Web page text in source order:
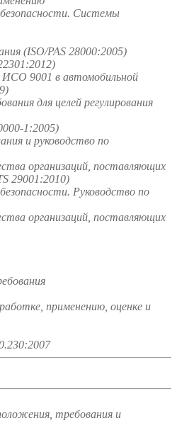
Системы
(ISO/PAS 28000:2005)
9001 в автомобильной
для целей регулирования
1:2005)
и руководство по
организаций, поставляющих
29001:2010)
Руководство по
организаций, поставляющих
применению, оценке и
требования и